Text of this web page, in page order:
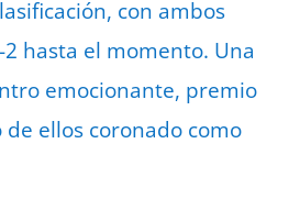
con ambos
hasta el momento. Una
emocionante, premio
ellos coronado como